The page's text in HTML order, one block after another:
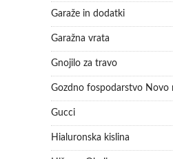
Garaže in dodatki
Garažna vrata
Gnojilo za travo
Gozdno fospodarstvo Novo
Gucci
Hialuronska kislina